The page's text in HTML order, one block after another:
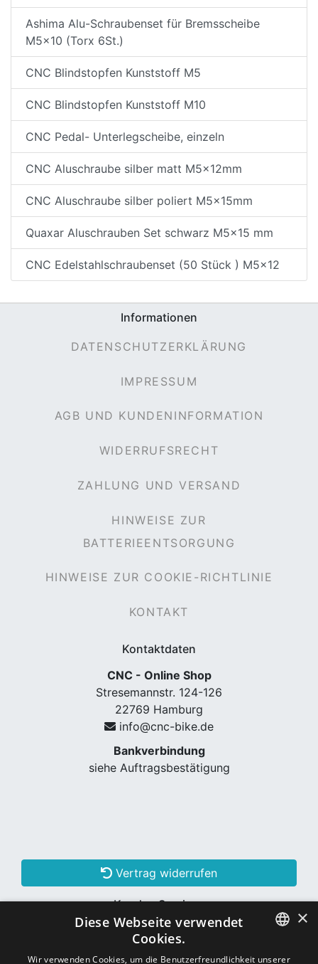
Ashima Alu-Schraubenset für Bremsscheibe
M5x10 (Torx 6St.)
CNC Blindstopfen Kunststoff M5
CNC Blindstopfen Kunststoff M10
CNC Pedal- Unterlegscheibe, einzeln
CNC Aluschraube silber matt M5x12mm
CNC Aluschraube silber poliert M5x15mm
Quaxar Aluschrauben Set schwarz M5x15 mm
CNC Edelstahlschraubenset (50 Stück ) M5x12
Informationen
DATENSCHUTZERKLÄRUNG
IMPRESSUM
AGB UND KUNDENINFORMATION
WIDERRUFSRECHT
ZAHLUNG UND VERSAND
HINWEISE ZUR
BATTERIEENTSORGUNG
HINWEISE ZUR COOKIE-RICHTLINIE
KONTAKT
Kontaktdaten
CNC - Online Shop
Stresemannstr. 124-126
22769 Hamburg
info@cnc-bike.de
Bankverbindung
siehe Auftragsbestätigung
Vertrag widerrufen
Kunden Services
Konto erstellen
GERMAN
×
Diese Webseite verwendet
Cookies.
Wir verwenden Cookies, um die Benutzerfreundlichkeit unserer